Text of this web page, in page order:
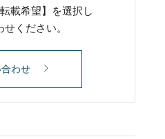
載希望】を選択し
ください。
わせ